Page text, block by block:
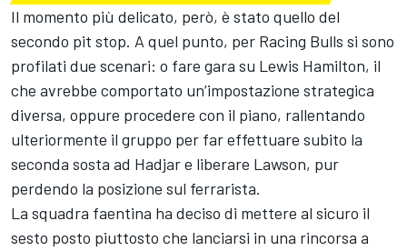
Il momento più delicato, però, è stato quello del
secondo pit stop. A quel punto, per Racing Bulls si sono
profilati due scenari: o fare gara su Lewis Hamilton, il
che avrebbe comportato un’impostazione strategica
diversa, oppure procedere con il piano, rallentando
ulteriormente il gruppo per far effettuare subito la
seconda sosta ad Hadjar e liberare Lawson, pur
perdendo la posizione sul ferrarista.
La squadra faentina ha deciso di mettere al sicuro il
sesto posto piuttosto che lanciarsi in una rincorsa a